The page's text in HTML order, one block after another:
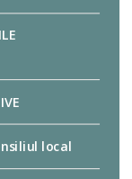
local